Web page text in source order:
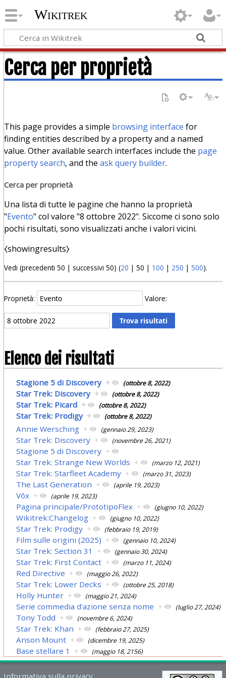
Wikitrek
Cerca per proprietà
This page provides a simple browsing interface for
finding entities described by a property and a named
value. Other available search interfaces include the page
property search, and the ask query builder.
Cerca per proprietà
Una lista di tutte le pagine che hanno la proprietà
"Evento" col valore "8 ottobre 2022". Siccome ci sono solo
pochi risultati, sono visualizzati anche i valori vicini.
⧼showingresults⧽
Vedi (precedenti 50 | successivi 50) (20 | 50 | 100 | 250 | 500).
Proprietà: Valore:
Elenco dei risultati
Stagione 5 di Discovery + (ottobre 8, 2022)
Star Trek: Discovery + (ottobre 8, 2022)
Star Trek: Picard + (ottobre 8, 2022)
Star Trek: Prodigy + (ottobre 8, 2022)
Annie Wersching + (gennaio 29, 2023)
Star Trek: Discovery + (novembre 26, 2021)
Stagione 5 di Discovery +
Star Trek: Strange New Worlds + (marzo 12, 2021)
Star Trek: Starfleet Academy + (marzo 31, 2023)
The Last Generation + (aprile 19, 2023)
Võx + (aprile 19, 2023)
Pagina principale/PrototipoFlex + (giugno 10, 2022)
Wikitrek:Changelog + (giugno 10, 2022)
Star Trek: Prodigy + (febbraio 19, 2019)
Film sulle origini (2025) + (gennaio 10, 2024)
Star Trek: Section 31 + (gennaio 30, 2024)
Star Trek: First Contact + (marzo 11, 2024)
Red Directive + (maggio 26, 2022)
Star Trek: Lower Decks + (ottobre 25, 2018)
Holly Hunter + (maggio 21, 2024)
Serie commedia d'azione senza nome + (luglio 27, 2024)
Tony Todd + (novembre 6, 2024)
Star Trek: Khan + (febbraio 27, 2025)
Anson Mount + (dicembre 19, 2025)
Base stellare 1 + (maggio 18, 2156)